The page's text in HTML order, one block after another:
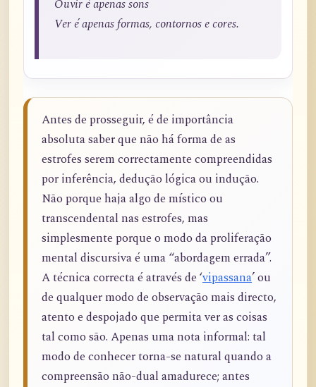
Ouvir é apenas sons
Ver é apenas formas, contornos e cores.
Antes de prosseguir, é de importância
absoluta saber que não há forma de as
estrofes serem correctamente compreendidas
por inferência, dedução lógica ou indução.
Não porque haja algo de místico ou
transcendental nas estrofes, mas
simplesmente porque o modo da proliferação
mental discursiva é uma “abordagem errada”.
A técnica correcta é através de ‘vipassana’ ou
de qualquer modo de observação mais directo,
atento e despojado que permita ver as coisas
tal como são. Apenas uma nota informal: tal
modo de conhecer torna-se natural quando a
compreensão não-dual amadurece; antes